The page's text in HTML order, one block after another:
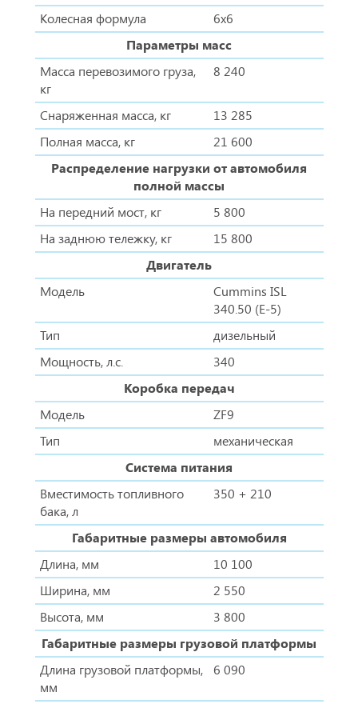
Колесная формула
6х6
Параметры масс
Масса перевозимого груза,
кг
8 240
Снаряженная масса, кг
13 285
Полная масса, кг
21 600
Распределение нагрузки от автомобиля
полной массы
На передний мост, кг
5 800
На заднюю тележку, кг
15 800
Двигатель
Модель
Сummins ISL
340.50 (E-5)
Тип
дизельный
Мощность, л.с.
340
Коробка передач
Модель
ZF9
Тип
механическая
Система питания
Вместимость топливного
бака, л
350 + 210
Габаритные размеры автомобиля
Длина, мм
10 100
Ширина, мм
2 550
Высота, мм
3 800
Габаритные размеры грузовой платформы
Длина грузовой платформы,
мм
6 090